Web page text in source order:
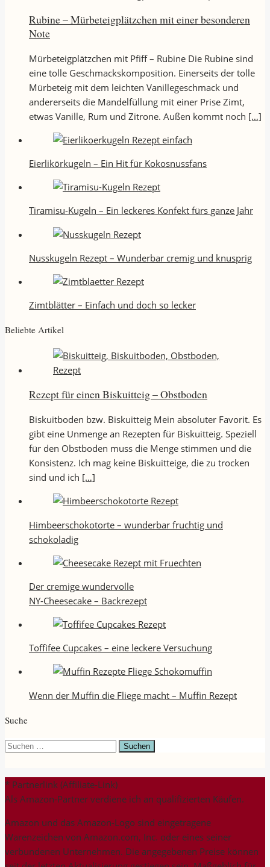
Rubine – Mürbeteigplätzchen mit einer besonderen
Note
Mürbeteigplätzchen mit Pfiff – Rubine Die Rubine sind
eine tolle Geschmackskomposition. Einerseits der tolle
Mürbeteig mit dem leichten Vanillegeschmack und
andererseits die Mandelfüllung mit einer Prise Zimt,
etwas Vanille, Rum und Zitrone. Außen kommt noch […]
Eierlikörkugeln – Ein Hit für Kokosnussfans
Tiramisu-Kugeln – Ein leckeres Konfekt fürs ganze Jahr
Nusskugeln Rezept – Wunderbar cremig und knusprig
Zimtblätter – Einfach und doch so lecker
Beliebte Artikel
Rezept für einen Biskuitteig – Obstboden
Biskuitboden bzw. Biskuitteig Mein absoluter Favorit. Es
gibt eine Unmenge an Rezepten für Biskuitteig. Speziell
für den Obstboden muss die Menge stimmen und die
Konsistenz. Ich mag keine Biskuitteige, die zu trocken
sind und ich […]
Himbeerschokotorte – wunderbar fruchtig und
schokoladig
Der cremige wundervolle
NY-Cheesecake – Backrezept
Toffifee Cupcakes – eine leckere Versuchung
Wenn der Muffin die Fliege macht – Muffin Rezept
Suche
Suchen
* Partnerlink (Affiliate-Link)
Als Amazon-Partner verdiene ich an qualifizierten Käufen.
Amazon und das Amazon-Logo sind eingetragene
Warenzeichen von Amazon.com, Inc. oder eines seiner
verbundenen Unternehmen. Die angegebenen Preise können